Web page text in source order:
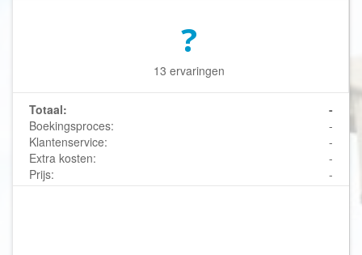
?
13 ervaringen
Totaal:
-
Boekingsproces:
-
Klantenservice:
-
Extra kosten:
-
Prijs:
-